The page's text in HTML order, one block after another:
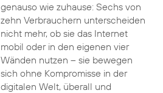
genauso wie zuhause: Sechs von
zehn Verbrauchern unterscheiden
nicht mehr, ob sie das Internet
mobil oder in den eigenen vier
Wänden nutzen – sie bewegen
sich ohne Kompromisse in der
digitalen Welt, überall und